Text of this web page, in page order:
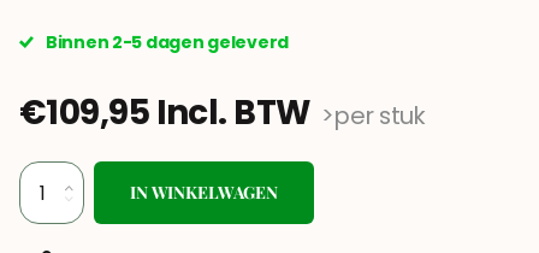
Binnen 2-5 dagen geleverd
€109,95 Incl. BTW >per stuk
IN WINKELWAGEN